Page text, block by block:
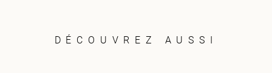
DÉCOUVREZ AUSSI